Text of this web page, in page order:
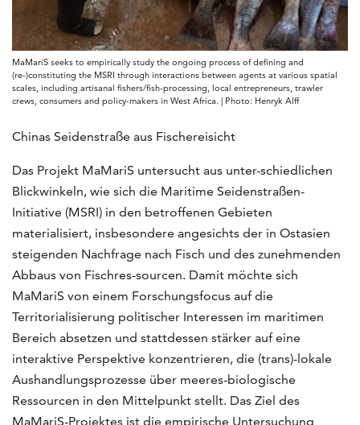
MaMariS seeks to empirically study the ongoing process of defining and
(re-)constituting the MSRI through interactions between agents at various spatial
scales, including artisanal fishers/fish-processing, local entrepreneurs, trawler
crews, consumers and policy-makers in West Africa. | Photo: Henryk Alff
Chinas Seidenstraße aus Fischereisicht
Das Projekt MaMariS untersucht aus unter-schiedlichen
Blickwinkeln, wie sich die Maritime Seidenstraßen-
Initiative (MSRI) in den betroffenen Gebieten
materialisiert, insbesondere angesichts der in Ostasien
steigenden Nachfrage nach Fisch und des zunehmenden
Abbaus von Fischres-sourcen. Damit möchte sich
MaMariS von einem Forschungsfocus auf die
Territorialisierung politischer Interessen im maritimen
Bereich absetzen und stattdessen stärker auf eine
interaktive Perspektive konzentrieren, die (trans)-lokale
Aushandlungsprozesse über meeres-biologische
Ressourcen in den Mittelpunkt stellt. Das Ziel des
MaMariS-Projektes ist die empirische Untersuchung